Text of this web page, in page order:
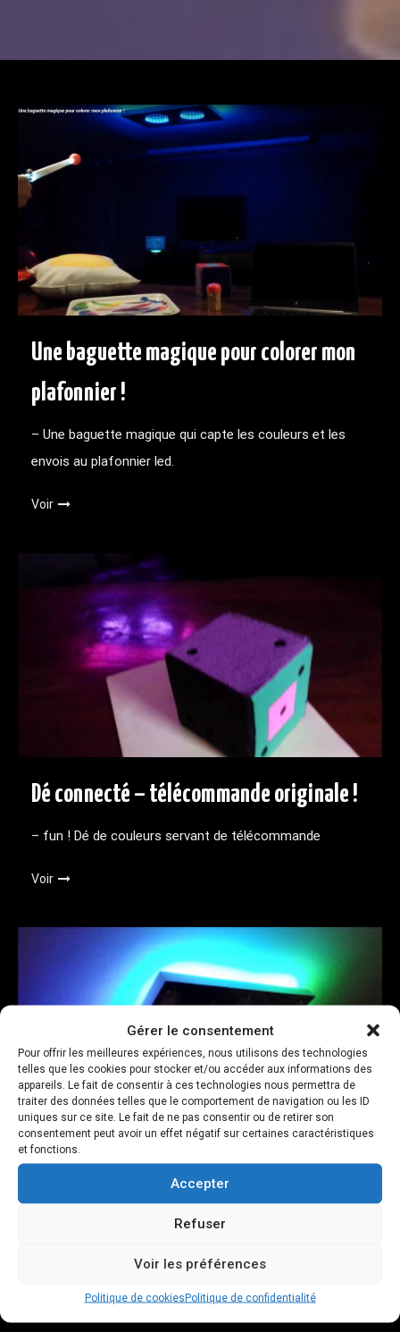
Gérer le consentement
Pour offrir les meilleures expériences, nous utilisons des technologies
telles que les cookies pour stocker et/ou accéder aux informations des
appareils. Le fait de consentir à ces technologies nous permettra de
traiter des données telles que le comportement de navigation ou les ID
uniques sur ce site. Le fait de ne pas consentir ou de retirer son
consentement peut avoir un effet négatif sur certaines caractéristiques
et fonctions.
Accepter
Refuser
Voir les préférences
Politique de cookiesPolitique de confidentialité
Une baguette magique pour colorer mon
plafonnier !
– Une baguette magique qui capte les couleurs et les
envois au plafonnier led.
Voir
Dé connecté – télécommande originale !
– fun ! Dé de couleurs servant de télécommande
Voir
Plafonnier led connecté
– Expérimentation sur le control d’objets connectés DIY.